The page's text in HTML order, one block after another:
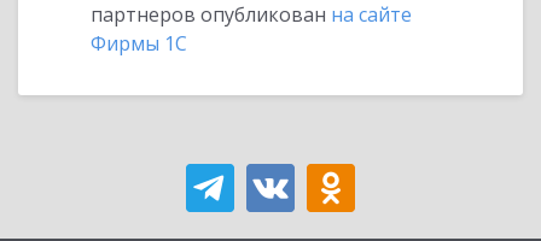
партнеров опубликован на сайте
Фирмы 1С